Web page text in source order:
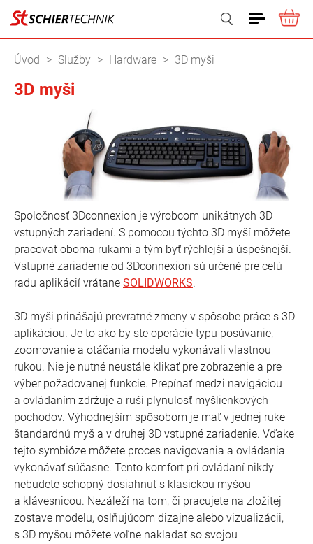
Vyhľadať
Úvod Služby Hardware 3D myši
3D myši
Spoločnosť 3Dconnexion je výrobcom unikátnych 3D
vstupných zariadení. S pomocou týchto 3D myší môžete
pracovať oboma rukami a tým byť rýchlejší a úspešnejší.
Vstupné zariadenie od 3Dconnexion sú určené pre celú
radu aplikácií vrátane SOLIDWORKS.
3D myši prinášajú prevratné zmeny v spôsobe práce s 3D
aplikáciou. Je to ako by ste operácie typu posúvanie,
zoomovanie a otáčania modelu vykonávali vlastnou
rukou. Nie je nutné neustále klikať pre zobrazenie a pre
výber požadovanej funkcie. Prepínať medzi navigáciou
a ovládaním zdržuje a ruší plynulosť myšlienkových
pochodov. Výhodnejším spôsobom je mať v jednej ruke
štandardnú myš a v druhej 3D vstupné zariadenie. Vďake
tejto symbióze môžete proces navigovania a ovládania
vykonávať súčasne. Tento komfort pri ovládaní nikdy
nebudete schopný dosiahnuť s klasickou myšou
a klávesnicou. Nezáleží na tom, či pracujete na zložitej
zostave modelu, oslňujúcom dizajne alebo vizualizácii,
s 3D myšou môžete voľne nakladať so svojou